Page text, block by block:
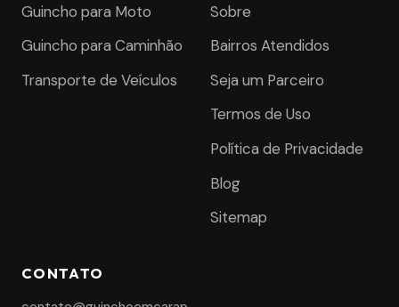
Guincho para Moto
Guincho para Caminhão
Transporte de Veículos
Sobre
Bairros Atendidos
Seja um Parceiro
Termos de Uso
Política de Privacidade
Blog
Sitemap
CONTATO